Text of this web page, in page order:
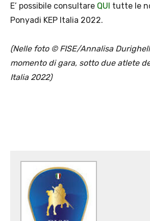
E’ possibile consultare QUI tutte le
Ponyadi KEP Italia 2022.
(Nelle foto © FISE/Annalisa
momento di gara, sotto due atlete
Italia 2022)